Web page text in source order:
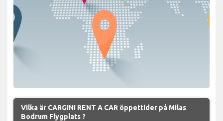
Vilka är CARGINI RENT A CAR öppettider på Milas
Bodrum Flygplats ?